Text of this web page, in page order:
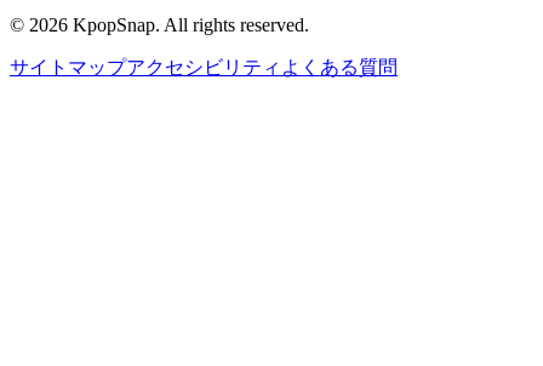
© 2026 KpopSnap. All rights reserved.
サイトマップアクセシビリティ よくある質問